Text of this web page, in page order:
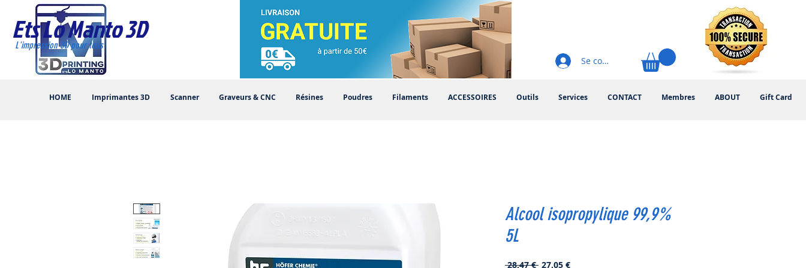
Ets Lo Manto 3D
HOME Imprimantes 3D Scanner Graveurs & CNC Résines Poudres Filaments ACCESSOIRES Outils Services CONTACT Membres ABOUT Gift Card
L'impression 3D pour tous
Se connecter
Alcool isopropylique 99,9%
5L
28,47 € Prix
27,05 €Prix